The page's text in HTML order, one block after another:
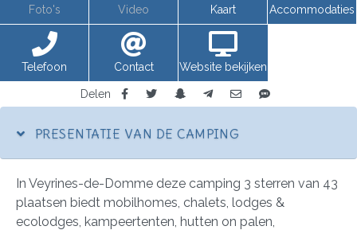
Foto's Video Kaart Accommodaties
Telefoon Contact Website bekijken
Delen
PRESENTATIE VAN DE CAMPING
In Veyrines-de-Domme deze camping 3 sterren van 43
plaatsen biedt mobilhomes, chalets, lodges &
ecolodges, kampeertenten, hutten on palen,